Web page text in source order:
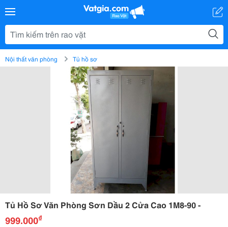
Nội thất văn phòng Tủ hồ sơ
Tủ Hồ Sơ Văn Phòng Sơn Dầu 2 Cửa Cao 1M8-90 -
999.000₫